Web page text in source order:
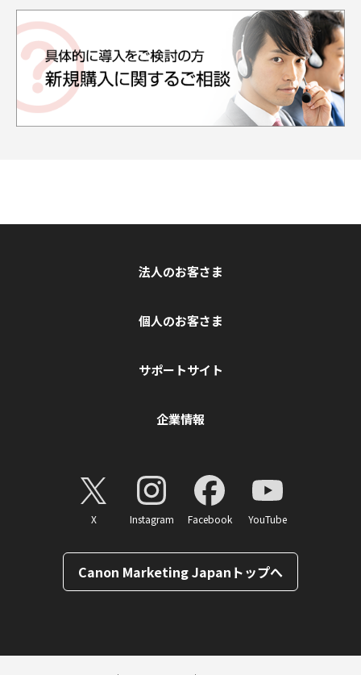
法人のお客さま
個人のお客さま
サポートサイト
企業情報
X Instagram Facebook YouTube
Canon Marketing Japanトップへ